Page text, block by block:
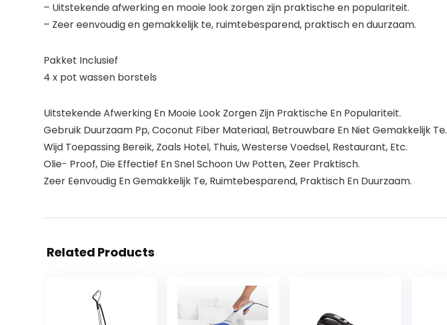
– Uitstekende afwerking en mooie look zorgen zijn praktische en populariteit.
– Zeer eenvoudig en gemakkelijk te, ruimtebesparend, praktisch en duurzaam.
Pakket Inclusief
4 x pot wassen borstels
Uitstekende Afwerking En Mooie Look Zorgen Zijn Praktische En Populariteit.
Gebruik Duurzaam Pp, Coconut Fiber Materiaal, Betrouwbare En Niet Gemakkelijk Te.
Wijd Toepassing Bereik, Zoals Hotel, Thuis, Westerse Voedsel, Restaurant, Etc.
Olie- Proof, Die Effectief En Snel Schoon Uw Potten, Zeer Praktisch.
Zeer Eenvoudig En Gemakkelijk Te, Ruimtebesparend, Praktisch En Duurzaam.
Related Products